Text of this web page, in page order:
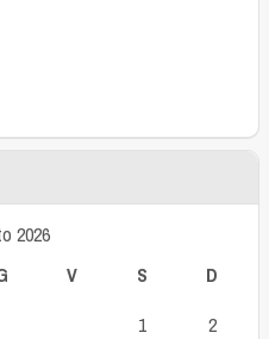
2026
V S D
1 2